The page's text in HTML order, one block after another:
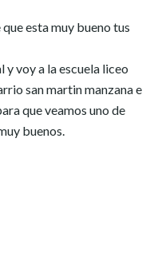
esta muy bueno tus
y voy a la escuela liceo
san martin manzana e
que veamos uno de
buenos.